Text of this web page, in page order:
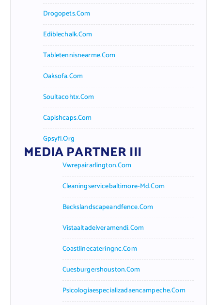
Drogopets.com
Ediblechalk.com
Tabletennisnearme.com
Oaksofa.com
Soultacohtx.com
Capishcaps.com
Gpsyfl.org
MEDIA PARTNER III
Vwrepairarlington.com
Cleaningservicebaltimore-Md.com
Beckslandscapeandfence.com
Vistaaltadelveramendi.com
Coastlinecateringnc.com
Cuesburgershouston.com
Psicologiaespecializadaencampeche.com